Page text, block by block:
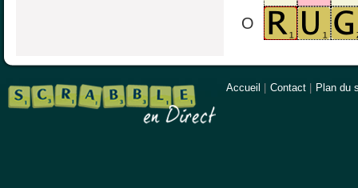
O
Accueil Contact Plan du